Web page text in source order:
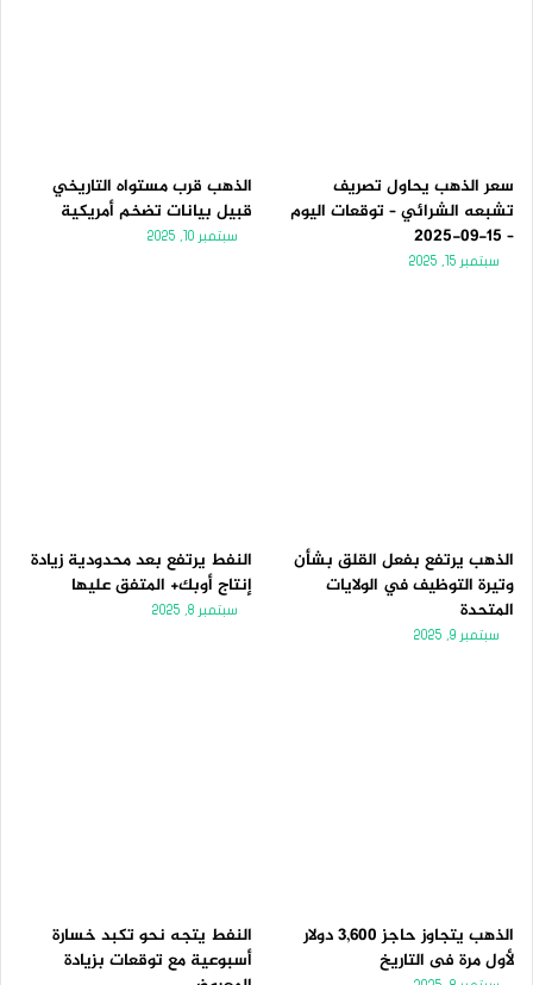
سعر الذهب يحاول تصريف
تشبعه الشرائي – توقعات اليوم
– 15-09-2025
سبتمبر 15, 2025
الذهب قرب مستواه التاريخي
قبيل بيانات تضخم أمريكية
سبتمبر 10, 2025
الذهب يرتفع بفعل القلق بشأن
وتيرة التوظيف في الولايات
المتحدة
سبتمبر 9, 2025
النفط يرتفع بعد محدودية زيادة
إنتاج أوبك+ المتفق عليها
سبتمبر 8, 2025
الذهب يتجاوز حاجز 3,600 دولار
لأول مرة فى التاريخ
النفط يتجه نحو تكبد خسارة
أسبوعية مع توقعات بزيادة